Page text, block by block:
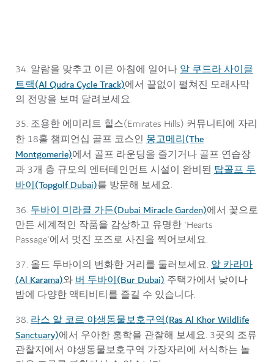
34. 알람을 맞추고 이른 아침에 일어나알 쿠드라 사이클
트랙(Al Qudra Cycle Track)에서 끝없이 펼쳐진 모래사막
의 전망을 보며 달려보세요.
35. 조용한 에미리트 힐스(Emirates Hills) 커뮤니티에 자리
한 18홀 챔피언십 골프 코스인 몽고메리(The
Montgomerie)에서 골프 라운딩을 즐기거나 골프 연습장
과 3개 층 규모의 엔터테인먼트 시설이 완비된 탑골프 두
바이(Topgolf Dubai)를 방문해 보세요.
36. 두바이 미라클 가든(Dubai Miracle Garden)에서 꽃으로
만든 세계적인 작품을 감상하고 유명한 'Hearts
Passage'에서 멋진 포즈로 사진을 찍어보세요.
37. 올드 두바이의 번화한 거리를 둘러보세요. 알 카라마
(Al Karama)와버 두바이(Bur Dubai) 주택가에서 낮이나
밤에 다양한 액티비티를 즐길 수 있습니다.
38. 라스 알 코르 야생동물보호구역(Ras Al Khor Wildlife
Sanctuary)에서 우아한 홍학을 관찰해 보세요. 3곳의 조류
관찰지에서 야생동물보호구역 가장자리에 서식하는 놀